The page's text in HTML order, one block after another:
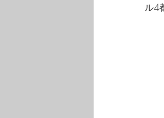
ル4